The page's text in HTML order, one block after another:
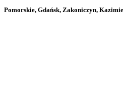
Pomorskie, Gdańsk, Zakoniczyn,